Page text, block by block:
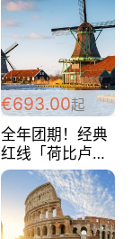
€693.00起
全年团期！经典
红线「荷比卢德
法」七天循环 五
国 仅售99欧/人/
天！巴黎上下！
包拼房~